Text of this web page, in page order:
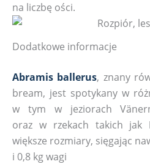
na liczbę ości.
Dodatkowe informacje
Abramis ballerus, znany
bream, jest spotykany w
w tym w jeziorach
oraz w rzekach takich jak
większe rozmiary, sięgając
i 0,8 kg wagi